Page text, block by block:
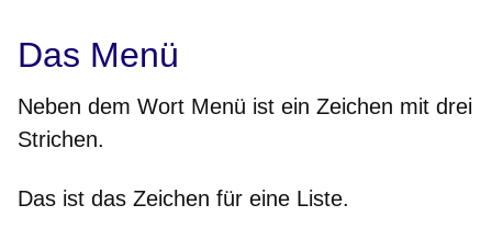
Das Menü
Neben dem Wort Menü ist ein Zeichen mit drei
Strichen.
Das ist das Zeichen für eine Liste.